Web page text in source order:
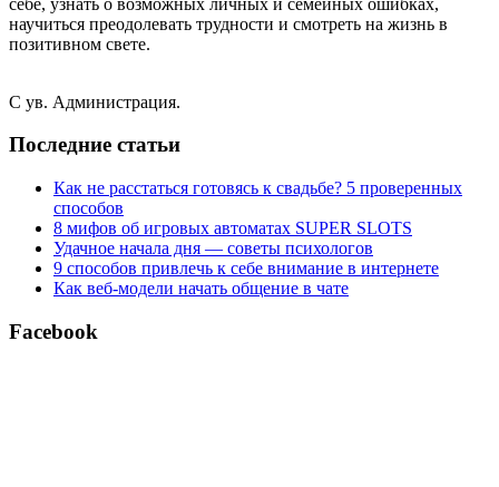
научиться преодолевать трудности и смотреть на жизнь в
позитивном свете.
С ув. Администрация.
Последние статьи
Как не расстаться готовясь к свадьбе? 5 проверенных
способов
8 мифов об игровых автоматах SUPER SLOTS
Удачное начала дня — советы психологов
9 способов привлечь к себе внимание в интернете
Как веб-модели начать общение в чате
Facebook